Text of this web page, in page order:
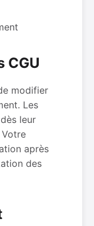
CGU
modifier
Les
leur
après
des